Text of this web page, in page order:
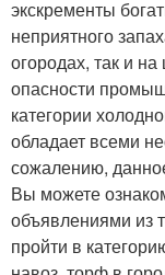
экскременты
неприятного
огородах, так и
опасности
категории
обладает всеми
сожалению,
Вы можете
объявлениями из
пройти в